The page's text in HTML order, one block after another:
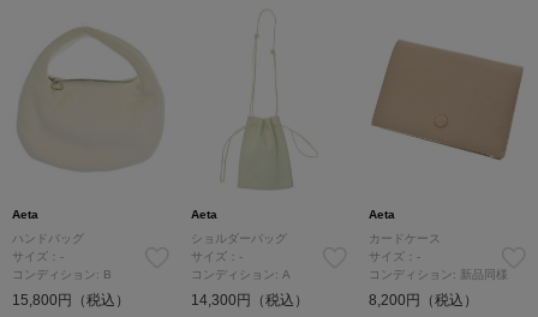
Aeta
ハンドバッグ
サイズ：-
コンディション: B
15,800円（税込）
Aeta
ショルダーバッグ
サイズ：-
コンディション: A
14,300円（税込）
Aeta
カードケース
サイズ：-
コンディション: 新品同様
8,200円（税込）